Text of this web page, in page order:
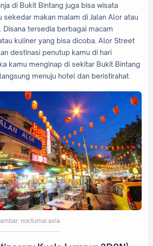
di Bukit Bintang juga bisa wisata
sekedar makan malam di Jalan Alor atau
Disana tersedia berbagai macam
kuliner yang bisa dicoba. Alor Street
destinasi penutup kamu di hari
kamu menginap di sekitar Bukit Bintang
menuju hotel dan beristirahat.
nocturnal.asia